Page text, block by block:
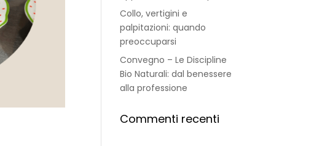
Collo, vertigini e
palpitazioni: quando
preoccuparsi
Convegno – Le Discipline
Bio Naturali: dal benessere
alla professione
Commenti recenti